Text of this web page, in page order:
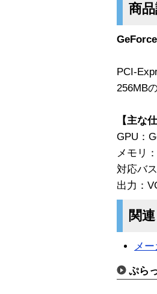
商
PCI-
256MB
【主な
GPU：
メモリ
対応バ
出力：
関
メ
ぷら